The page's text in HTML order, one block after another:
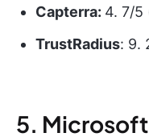
Capterra: 4. 7/5
TrustRadius: 9.
5. Microsoft